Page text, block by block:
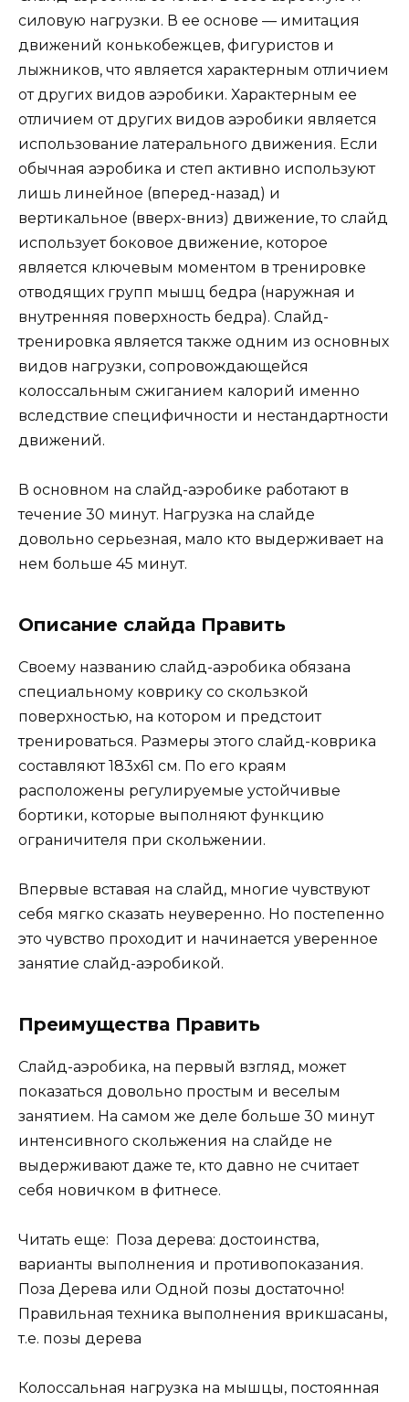
силовую нагрузки. В ее основе — имитация
движений конькобежцев, фигуристов и
лыжников, что является характерным отличием
от других видов аэробики. Характерным ее
отличием от других видов аэробики является
использование латерального движения. Если
обычная аэробика и степ активно используют
лишь линейное (вперед-назад) и
вертикальное (вверх-вниз) движение, то слайд
использует боковое движение, которое
является ключевым моментом в тренировке
отводящих групп мышц бедра (наружная и
внутренняя поверхность бедра). Слайд-
тренировка является также одним из основных
видов нагрузки, сопровождающейся
колоссальным сжиганием калорий именно
вследствие специфичности и нестандартности
движений.
В основном на слайд-аэробике работают в
течение 30 минут. Нагрузка на слайде
довольно серьезная, мало кто выдерживает на
нем больше 45 минут.
Описание слайда Править
Своему названию слайд-аэробика обязана
специальному коврику со скользкой
поверхностью, на котором и предстоит
тренироваться. Размеры этого слайд-коврика
составляют 183х61 см. По его краям
расположены регулируемые устойчивые
бортики, которые выполняют функцию
ограничителя при скольжении.
Впервые вставая на слайд, многие чувствуют
себя мягко сказать неуверенно. Но постепенно
это чувство проходит и начинается уверенное
занятие слайд-аэробикой.
Преимущества Править
Слайд-аэробика, на первый взгляд, может
показаться довольно простым и веселым
занятием. На самом же деле больше 30 минут
интенсивного скольжения на слайде не
выдерживают даже те, кто давно не считает
себя новичком в фитнесе.
Читать еще: Поза дерева: достоинства,
варианты выполнения и противопоказания.
Поза Дерева или Одной позы достаточно!
Правильная техника выполнения врикшасаны,
т.е. позы дерева
Колоссальная нагрузка на мышцы, постоянная